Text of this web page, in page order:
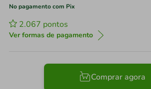
No pagamento com Pix
2.067 pontos
Ver formas de pagamento
Comprar agora